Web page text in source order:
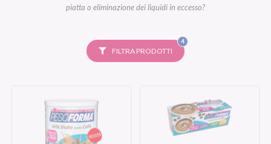
piatta o eliminazione dei liquidi in eccesso?
FILTRA PRODOTTI
4FILTRI
SELEZIONATI